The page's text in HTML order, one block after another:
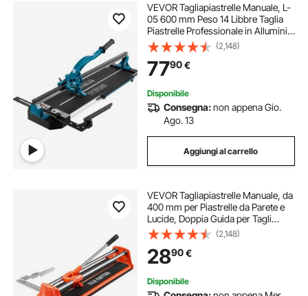
VEVOR Tagliapiastrelle Manuale, L-
05 600 mm Peso 14 Libbre Taglia
Piastrelle Professionale in Alluminio
per Tagliare Tutti I Tipi di Piastrelle,
Comprese Piastrelle in Ceramica,
Gres Porcellanato
(2,148)
7790€
Disponibile
Consegna:non appena Gio.
Ago. 13
Aggiungi al carrello
VEVOR Tagliapiastrelle Manuale, da
400 mm per Piastrelle da Parete e
Lucide, Doppia Guida per Tagli
Precisi, Mola in Carburo di
Tungsteno, Impugnatura, Asta di
Pressione Antiscivolo
(2,148)
2890€
Disponibile